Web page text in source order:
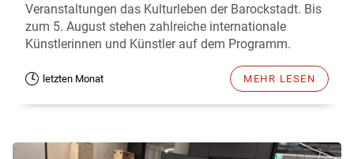
Veranstaltungen das Kulturleben der Barockstadt. Bis
zum 5. August stehen zahlreiche internationale
Künstlerinnen und Künstler auf dem Programm.
letzten Monat MEHR LESEN